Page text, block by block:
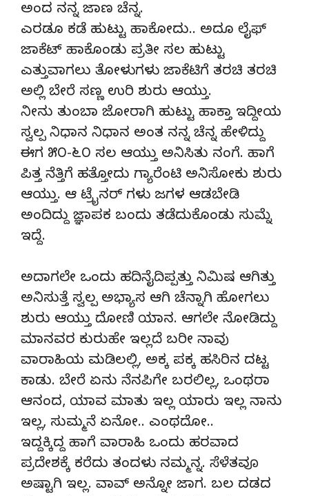
ಅಂದ ನನ್ನ ಜಾಣ ಚೆನ್ನ.
ಎರಡೂ ಕಡೆ ಹುಟ್ಟು ಹಾಕೋದು.. ಅದೂ ಲೈಫ್
ಜಾಕೆಟ್ ಹಾಕೊಂಡು ಪ್ರತೀ ಸಲ ಹುಟ್ಟು
ಎತ್ತುವಾಗಲು ತೋಳುಗಳು ಜಾಕೆಟಿಗೆ ತರಚಿ ತರಚಿ
ಅಲ್ಲಿ ಬೇರೆ ಸಣ್ಣ ಉರಿ ಶುರು ಆಯ್ತು.
ನೀನು ತುಂಬಾ ಜೋರಾಗಿ ಹುಟ್ಟು ಹಾಕ್ತಾ ಇದ್ದೀಯ
ಸ್ವಲ್ಪ ನಿಧಾನ ನಿಧಾನ ಅಂತ ನನ್ನ ಚೆನ್ನ ಹೇಳಿದ್ದು
ಈಗ ೫೦-೬೦ ಸಲ ಆಯ್ತು ಅನಿಸಿತು ನಂಗೆ. ಹಾಗೆ
ಪಿತ್ತ ನೆತ್ತಿಗೆ ಹತ್ತೋದು ಗ್ಯಾರೆಂಟಿ ಅನಿಸೋಕು ಶುರು
ಆಯ್ತು. ಆ ಟ್ರೈನರ್ ಗಳು ಜಗಳ ಆಡಬೇಡಿ
ಅಂದಿದ್ದು ಜ್ಞಾಪಕ ಬಂದು ತಡೆದುಕೊಂಡು ಸುಮ್ನೆ
ಇದ್ದೆ.
ಅದಾಗಲೇ ಒಂದು ಹದಿನೈದಿಪ್ಪತ್ತು ನಿಮಿಷ ಆಗಿತ್ತು
ಅನಿಸುತ್ತೆ ಸ್ವಲ್ಪ ಅಭ್ಯಾಸ ಆಗಿ ಚೆನ್ನಾಗಿ ಹೋಗಲು
ಶುರು ಆಯ್ತು ದೋಣಿ ಯಾನ. ಆಗಲೇ ನೋಡಿದ್ದು
ಮಾನವರ ಕುರುಹೇ ಇಲ್ಲದೆ ಬರೀ ನಾವು
ವಾರಾಹಿಯ ಮಡಿಲಲ್ಲಿ, ಅಕ್ಕ ಪಕ್ಕ ಹಸಿರಿನ ದಟ್ಟ
ಕಾಡು. ಬೇರೆ ಏನು ನೆನಪಿಗೇ ಬರಲಿಲ್ಲ, ಒಂಥರಾ
ಆನಂದ, ಯಾವ ಮಾತು ಇಲ್ಲ ಯಾರು ಇಲ್ಲ ನಾನು
ಇಲ್ಲ, ಸುಮ್ಮನೆ ಏನೋ.. ಎಂಥದೋ..
ಇದ್ದಕ್ಕಿದ್ದ ಹಾಗೆ ವಾರಾಹಿ ಒಂದು ಹರವಾದ
ಪ್ರದೇಶಕ್ಕೆ ಕರೆದು ತಂದಳು ನಮ್ಮನ್ನ. ಸೆಳೆತವೂ
ಅಷ್ಟಾಗಿ ಇಲ್ಲ. ವಾವ್ ಅನ್ನೋ ಜಾಗ. ಬಲ ದಡದ